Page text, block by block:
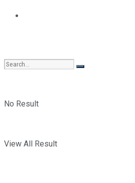
No Result
View All Result